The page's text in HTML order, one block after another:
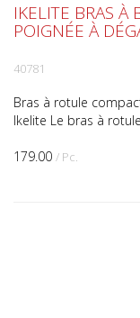
179.00 / Pc.
IKELITE BRAS
POIGNÉE À
40781
Bras à rotule
Ikelite Le bras à
rapide est un choix